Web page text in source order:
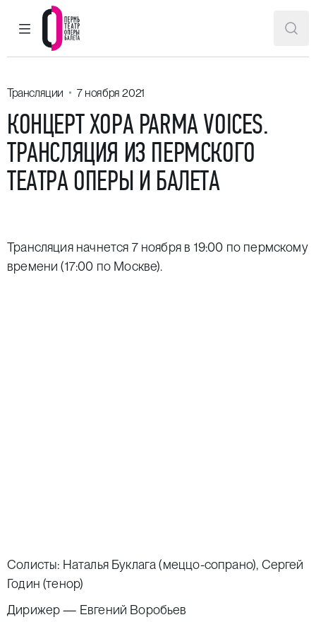
ГЛАВНОЕ МЕНЮ
Пермский театр оперы и балета
Трансляции 7 ноября 2021
КОНЦЕРТ ХОРА PARMA VOICES.
ТРАНСЛЯЦИЯ ИЗ ПЕРМСКОГО
ТЕАТРА ОПЕРЫ И БАЛЕТА
Трансляция начнется 7 ноября в 19:00 по пермскому
времени (17:00 по Москве).
Солисты: Наталья Буклага (меццо-сопрано), Сергей
Годин (тенор)
Дирижер — Евгений Воробьев